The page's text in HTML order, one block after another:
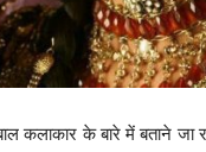
कलाकार के बारे में बताने जा